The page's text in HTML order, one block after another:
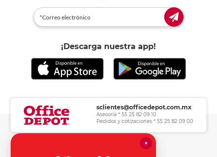
¡Descarga nuestra app!
sclientes@officedepot.com.mx
Asesoría * 55 25 82 09 10
Pedidos y cotizaciones * 55 25 82 09 00
Herramientas de consulta
×